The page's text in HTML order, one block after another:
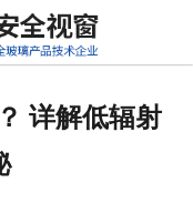
网站首页
详解低辐射